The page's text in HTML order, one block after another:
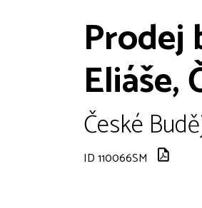
Prodej
Eliáše,
České
ID 110066SM